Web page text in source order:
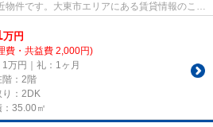
件です。大東市エリアにある賃貸情報のこと
万円
費・共益費 2,000円)
1万円｜礼：1ヶ月
階：2階
り：2DK
：35.00㎡